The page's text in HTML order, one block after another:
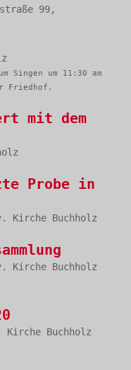
99,
Singen um 11:30 am
Friedhof.
mit dem
Probe in
Kirche Buchholz
Kirche Buchholz
Kirche Buchholz